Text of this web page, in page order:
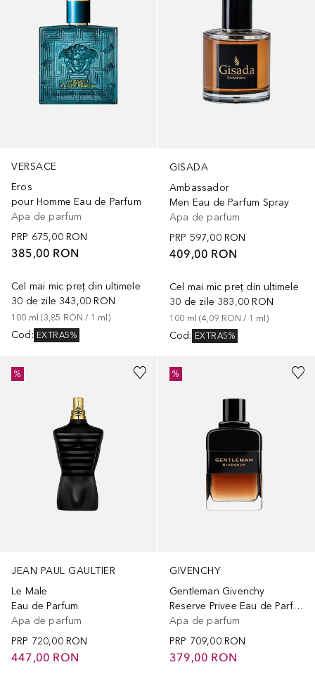
VERSACE
Eros
pour Homme Eau de Parfum
Apa de parfum
PRP 675,00 RON
385,00 RON
Cel mai mic preț din ultimele
30 de zile 343,00 RON
100 ml (3,85 RON / 1 ml )
Cod: EXTRA5%
GISADA
Ambassador
Men Eau de Parfum Spray
Apa de parfum
PRP 597,00 RON
409,00 RON
Cel mai mic preț din ultimele
30 de zile 383,00 RON
100 ml (4,09 RON / 1 ml )
Cod : EXTRA5%
JEAN PAUL GAULTIER
Le Male
Eau de Parfum
Apa de parfum
PRP 720,00 RON
447,00 RON
%
GIVENCHY
Gentleman Givenchy
Reserve Privee Eau de Parfum
Apa de parfum
PRP 709,00 RON
379,00 RON
%